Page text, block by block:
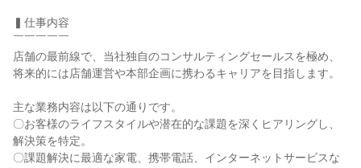
▍仕事内容
￣￣￣￣￣
店舗の最前線で、当社独自のコンサルティングセールスを極め、
将来的には店舗運営や本部企画に携わるキャリアを目指します。
主な業務内容は以下の通りです。
〇お客様のライフスタイルや潜在的な課題を深くヒアリングし、
解決策を特定。
〇課題解決に最適な家電、携帯電話、インターネットサービスな